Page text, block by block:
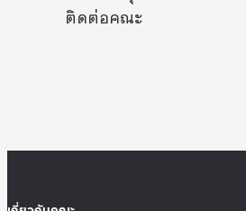
ติดต่อคณะ